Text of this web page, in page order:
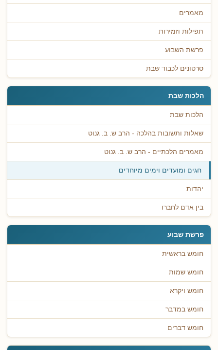
מאמרים
תפילות וזמירות
פרשת השבוע
סרטונים לכבוד שבת
הלכות שבת
הלכות שבת
שאלות ותשובות בהלכה - הרב ש. ב. גנוט
מאמרים הלכתיים - הרב ש. ב. גנוט
חגים ומועדים וימים מיוחדים
יהדות
בין אדם לחברו
פרשת שבוע
חומש בראשית
חומש שמות
חומש ויקרא
חומש במדבר
חומש דברים